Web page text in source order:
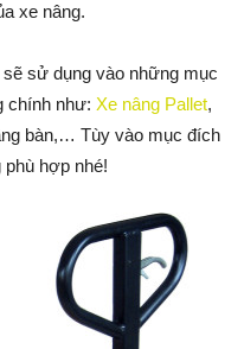
xe nâng.
sử dụng vào những mục
chính như: Xe nâng Pallet,
bàn,… Tùy vào mục đích
hợp nhé!